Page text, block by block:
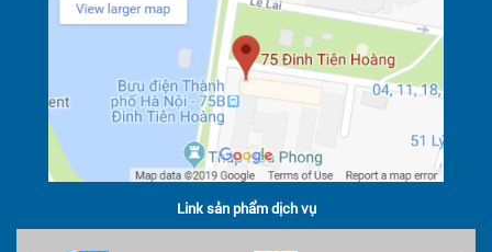
Link sản phẩm dịch vụ